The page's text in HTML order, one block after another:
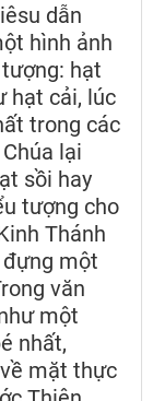
dẫn
hình ảnh
hạt
hạt cải, lúc
trong các
lại
sồi hay
tượng cho
Thánh
đựng một
văn
một
nhất,
mặt thực